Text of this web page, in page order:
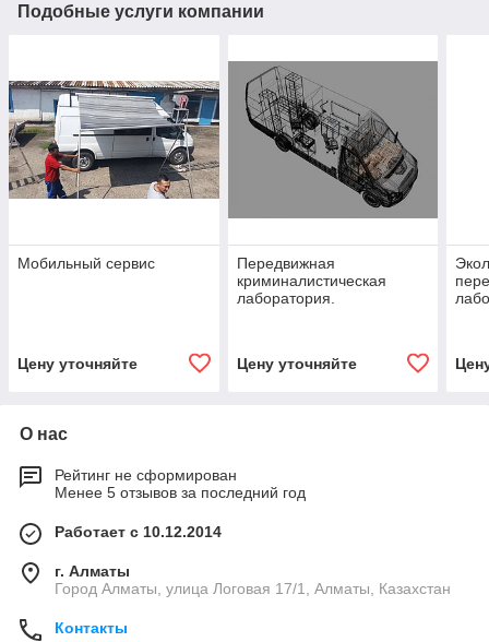
Подобные услуги компании
Мобильный сервис
Цену уточняйте
Передвижная
криминалистическая
лаборатория.
Цену уточняйте
О нас
Рейтинг не сформирован
Менее 5 отзывов за последний год
Работает с 10.12.2014
г. Алматы
Город Алматы, улица Логовая 17/1, Алматы, Казахстан
Контакты